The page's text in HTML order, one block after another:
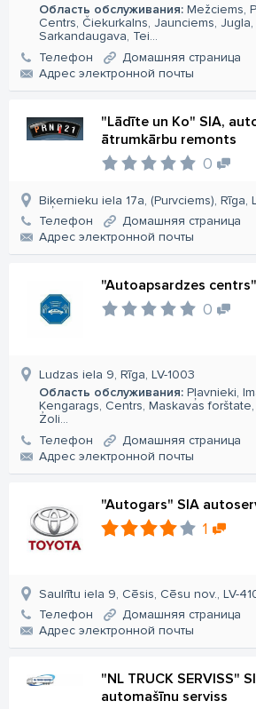
Область обслуживания: Mežciems,
Centrs, Čiekurkalns, Jaunciems,
Sarkandaugava, Tei...
Телефон
Домашняя страница
Aдрес электронной почты
"Lādīte un Ko" SIA,
ātrumkārbu remonts
0
Biķernieku iela 17a, (Purvciems), Rīga,
Телефон
Домашняя страница
Aдрес электронной почты
"Autoapsardzes
0
Ludzas iela 9, Rīga, LV-1003
Область обслуживания: Pļavnieki,
Ķengarags, Centrs, Maskavas
Zoli...
Телефон
Домашняя страница
Aдрес электронной почты
"Autogars" SIA
1
Saulrītu iela 9, Cēsis, Cēsu nov., LV-
Телефон
Домашняя страница
Aдрес электронной почты
"NL TRUCK SERVISS"
automašīnu serviss